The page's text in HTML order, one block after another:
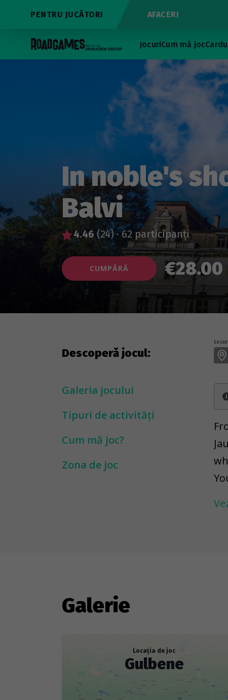
PENTRU JUCĂTORI AFACERI
JocuriCum mă joc
In noble's
Balvi
4.46(24)·62 participanți
CUMPĂRĂ €28.00
Descoperă jocul:
Galeria jocului
Tipuri de activități
Cum mă joc?
Zona de joc
Galerie
Locația de joc
Gulbene